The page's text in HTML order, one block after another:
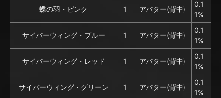
蝶の羽・ピンク 1 アバター(背中)
0.1
1%
サイバーウィング・ブルー 1 アバター(背中)
0.1
1%
サイバーウィング・レッド 1 アバター(背中)
0.1
1%
サイバーウィング・グリーン 1 アバター(背中)
0.1
1%